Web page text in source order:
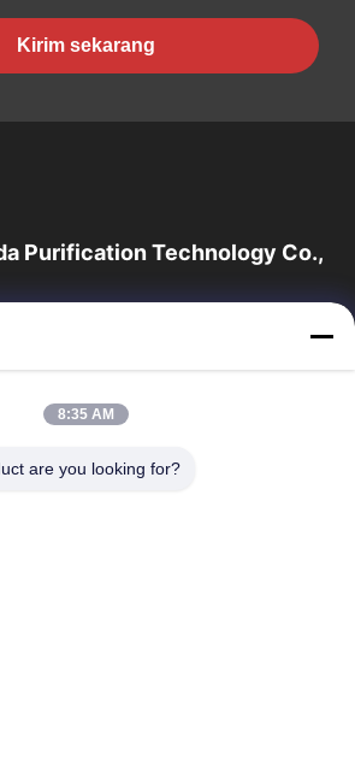
Kirim sekarang
Purification Technology Co.,
Sebagai produsen dan pengekspor
terkemuka, kami menawarkan jajaran
Produk
8:35 AM
are you looking for?